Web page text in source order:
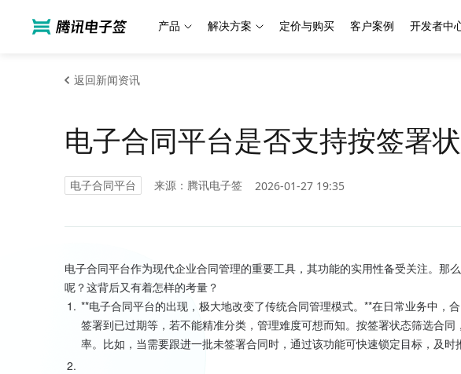
产品 解决方案 定价与购买 客户案例 开发者中
返回新闻资讯
电子合同平台是否支持按签署
电子合同平台 来源：腾讯电子签 2026-01-27 19:35
电子合同平台作为现代企业合同管理的重要工具，其功能的实用性备受关注。那
呢？这背后又有着怎样的考量？
1. **电子合同平台的出现，极大地改变了传统合同管理模式。**在日常业务中，
签署到已过期等，若不能精准分类，管理难度可想而知。按签署状态筛选合
率。比如，当需要跟进一批未签署合同时，通过该功能可快速锁定目标，及时
2.